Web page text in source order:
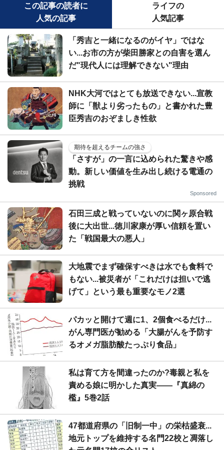
この記事の読者に
人気の記事
ライフの
人気記事
「秀吉と一緒になるのがイヤ」ではな
い...お市の方が柴田勝家との自害を選ん
だ"現代人には理解できない"理由
NHK大河ではとても放送できない...宣教
師に「獣より劣ったもの」と書かれた豊
臣秀吉のおぞましき性欲
期待を超えるチームの強さ
「さすが」の一言に込められた驚きや感
動。新しい価値を生み出し続ける電通の
挑戦
Sponsored
石田三成と戦っていないのに関ヶ原合戦
後に大出世...徳川家康が厚い信頼を置い
た「戦国最大の悪人」
大地震でまず確保すべきは水でも食料で
もない...被災者が「これだけは担いで逃
げて」という最も重要なモノ2選
パカッと開けて週に1、2個食べるだけ...
がん専門医が勧める「大腸がんを予防す
るオメガ脂肪酸たっぷり食品」
私は育て方を間違ったのか?毒親と私を
責める娘に明かした真実――『真綿の
檻』5巻2話
47都道府県の「旧制一中」の栄枯盛衰...
地元トップを維持する名門22校と凋落し